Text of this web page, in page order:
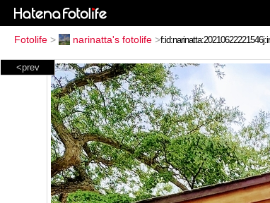
Fotolife > narinatta's fotolife >
<prev